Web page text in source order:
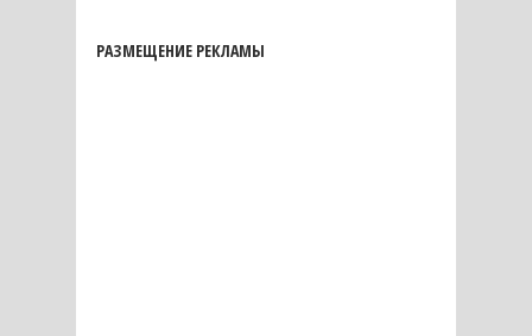
РАЗМЕЩЕНИЕ РЕКЛАМЫ